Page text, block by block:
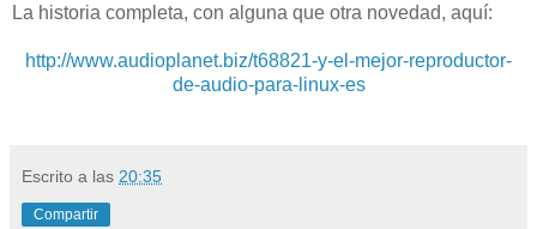
La historia completa, con alguna que otra novedad, aquí:
http://www.audioplanet.biz/t68821-y-el-mejor-reproductor-
de-audio-para-linux-es
Escrito a las 20:35
Compartir